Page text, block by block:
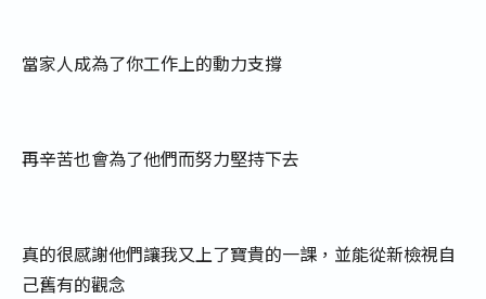
當家人成為了你工作上的動力支撐
再辛苦也會為了他們而努力堅持下去
真的很感謝他們讓我又上了寶貴的一課，並能從新檢視自
己舊有的觀念